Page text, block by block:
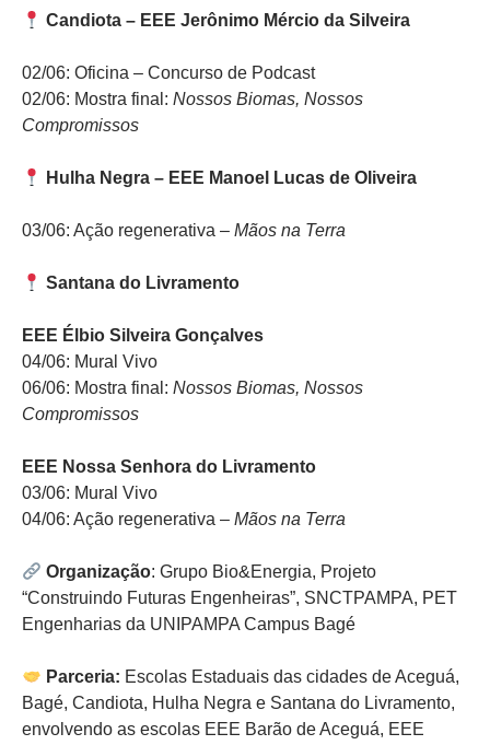
Candiota – EEE Jerônimo Mércio da Silveira
02/06: Oficina – Concurso de Podcast
02/06: Mostra final: Nossos Biomas, Nossos
Compromissos
Hulha Negra – EEE Manoel Lucas de Oliveira
03/06: Ação regenerativa – Mãos na Terra
Santana do Livramento
EEE Élbio Silveira Gonçalves
04/06: Mural Vivo
06/06: Mostra final: Nossos Biomas, Nossos
Compromissos
EEE Nossa Senhora do Livramento
03/06: Mural Vivo
04/06: Ação regenerativa – Mãos na Terra
Organização: Grupo Bio&Energia, Projeto
“Construindo Futuras Engenheiras”, SNCTPAMPA, PET
Engenharias da UNIPAMPA Campus Bagé
Parceria: Escolas Estaduais das cidades de Aceguá,
Bagé, Candiota, Hulha Negra e Santana do Livramento,
envolvendo as escolas EEE Barão de Aceguá, EEE